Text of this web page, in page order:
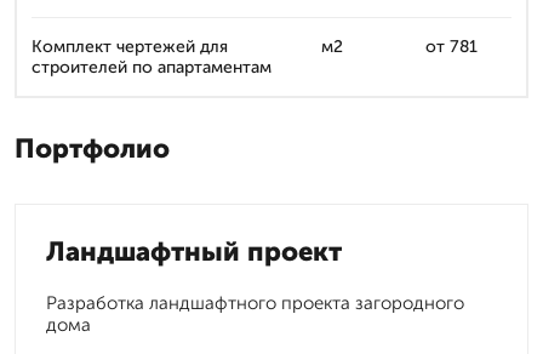
Комплект чертежей для
строителей по апартаментам
м2 от 781
Портфолио
Ландшафтный проект
Разработка ландшафтного проекта загородного
дома